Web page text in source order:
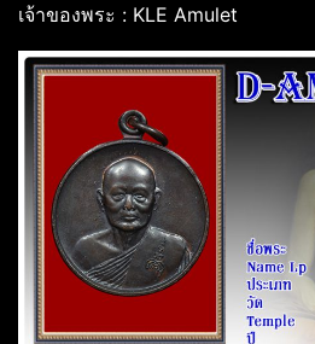
เจ้าของพระ : KLE Amulet